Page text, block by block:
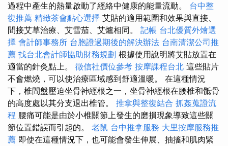
過程中產生的熱量啟動了經絡中健康的能量流動。 台中整
復推薦 精緻茶會點心選擇 艾貼的適用範圍和效果與直接、
間接艾草治療、艾雪茄、艾爐相同。 記帳 台北優質外燴選
擇 會計師事務所 台胞證過期後的解決辦法 台南清潔公司推
薦 找台北會計師協助財務規劃 根據使用說明將艾貼放置在
適當的針灸點上。 徵信社價位參考 按摩課程台北 這些貼片
不會燃燒，可以使治療區域感到舒適溫暖。 在這種情況
下，椎間盤壓迫坐骨神經根之一，坐骨神經根在腰椎和骶骨
的高度處以其分支退出椎管。 推拿與整復結合 抓姦蒐證流
程 腰痛可能是由於小椎關節上發生的磨損現象導致這些關
節位置錯誤而引起的。 老鼠 台中推拿服務 大里按摩服務推
薦 即使在這種情況下，也可能會發生伸展、抽搐和肌肉緊